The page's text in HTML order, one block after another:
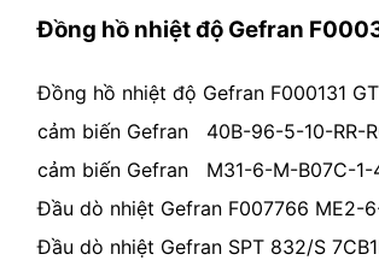
Đồng hồ nhiệt độ Gefran
Đồng hồ nhiệt độ Gefran F000131
cảm biến Gefran 40B-96-5-10-RR-
cảm biến Gefran M31-6-M-B07C-1-
Đầu dò nhiệt Gefran F007766 ME2-
Đầu dò nhiệt Gefran SPT 832/S